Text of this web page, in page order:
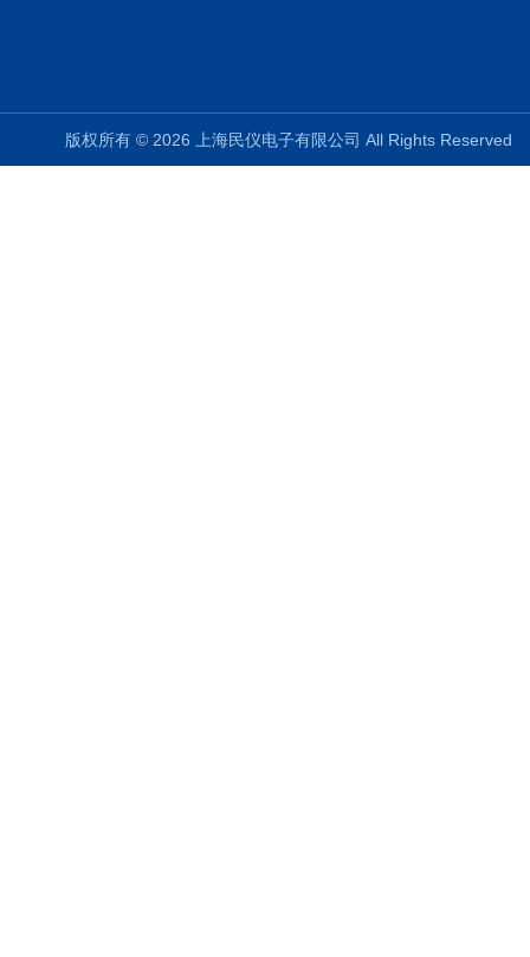
版权所有 © 2026 上海民仪电子有限公司 All Rights